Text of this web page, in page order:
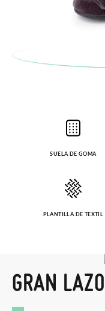
recogeremos la
serán gratuitas, ¡no
solicitarlas desde el
SUELA DE GOMA
PLANTILLA DE TEXTIL
GRAN LAZO